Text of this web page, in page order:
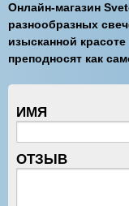
Онлайн-магазин
разнообразных
изысканной
преподносят как
ИМЯ
ОТЗЫВ